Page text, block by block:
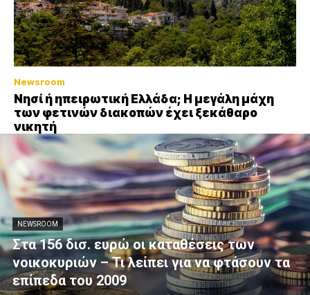
Newsroom
Νησί ή ηπειρωτική Ελλάδα; Η μεγάλη μάχη
των φετινών διακοπών έχει ξεκάθαρο
νικητή
NEWSROOM
Στα 156 δισ. ευρώ οι καταθέσεις των
νοικοκυριών – Τι λείπει για να φτάσουν τα
επίπεδα του 2009